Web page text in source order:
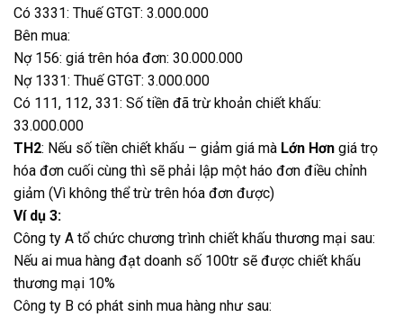
Có 3331: Thuế GTGT: 3.000.000
Bên mua:
Nợ 156: giá trên hóa đơn: 30.000.000
Nợ 1331: Thuế GTGT: 3.000.000
Có 111, 112, 331: Số tiền đã trừ khoản chiết khấu:
33.000.000
TH2: Nếu số tiền chiết khấu – giảm giá mà Lớn Hơn giá trọ
hóa đơn cuối cùng thì sẽ phải lập một háo đơn điều chỉnh
giảm (Vì không thể trừ trên hóa đơn được)
Ví dụ 3:
Công ty A tổ chức chương trình chiết khấu thương mại sau:
Nếu ai mua hàng đạt doanh số 100tr sẽ được chiết khấu
thương mại 10%
Công ty B có phát sinh mua hàng như sau: